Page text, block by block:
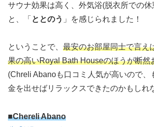
サウナ効果は高く、外気浴(脱衣所での休
と、「 ととのう 」を感じられました！
ということで、 最安のお部屋同士で言え
果の高いRoyal Bath Houseのほうが断然
(Chreli Abanoも口コミ人気が高いので、
金を出せばリラックスできたのかもしれ
■Chereli Abano